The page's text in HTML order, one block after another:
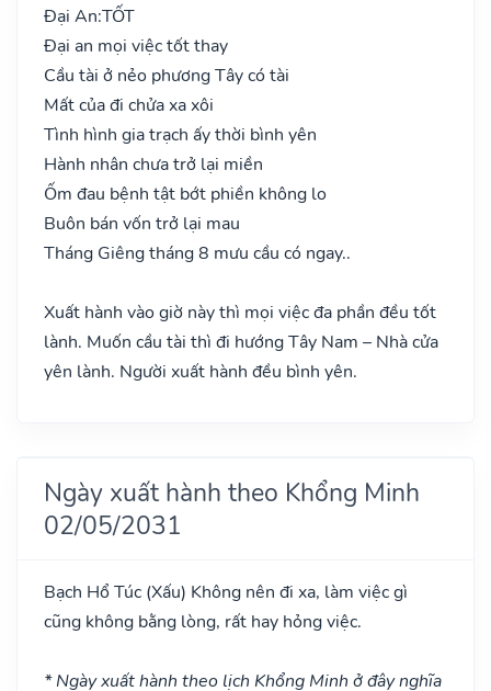
Đại An:TỐT
Đại an mọi việc tốt thay
Cầu tài ở nẻo phương Tây có tài
Mất của đi chửa xa xôi
Tình hình gia trạch ấy thời bình yên
Hành nhân chưa trở lại miền
Ốm đau bệnh tật bớt phiền không lo
Buôn bán vốn trở lại mau
Tháng Giêng tháng 8 mưu cầu có ngay..
Xuất hành vào giờ này thì mọi việc đa phần đều tốt
lành. Muốn cầu tài thì đi hướng Tây Nam – Nhà cửa
yên lành. Người xuất hành đều bình yên.
Ngày xuất hành theo Khổng Minh
02/05/2031
Bạch Hổ Túc (Xấu) Không nên đi xa, làm việc gì
cũng không bằng lòng, rất hay hỏng việc.
* Ngày xuất hành theo lịch Khổng Minh ở đây nghĩa